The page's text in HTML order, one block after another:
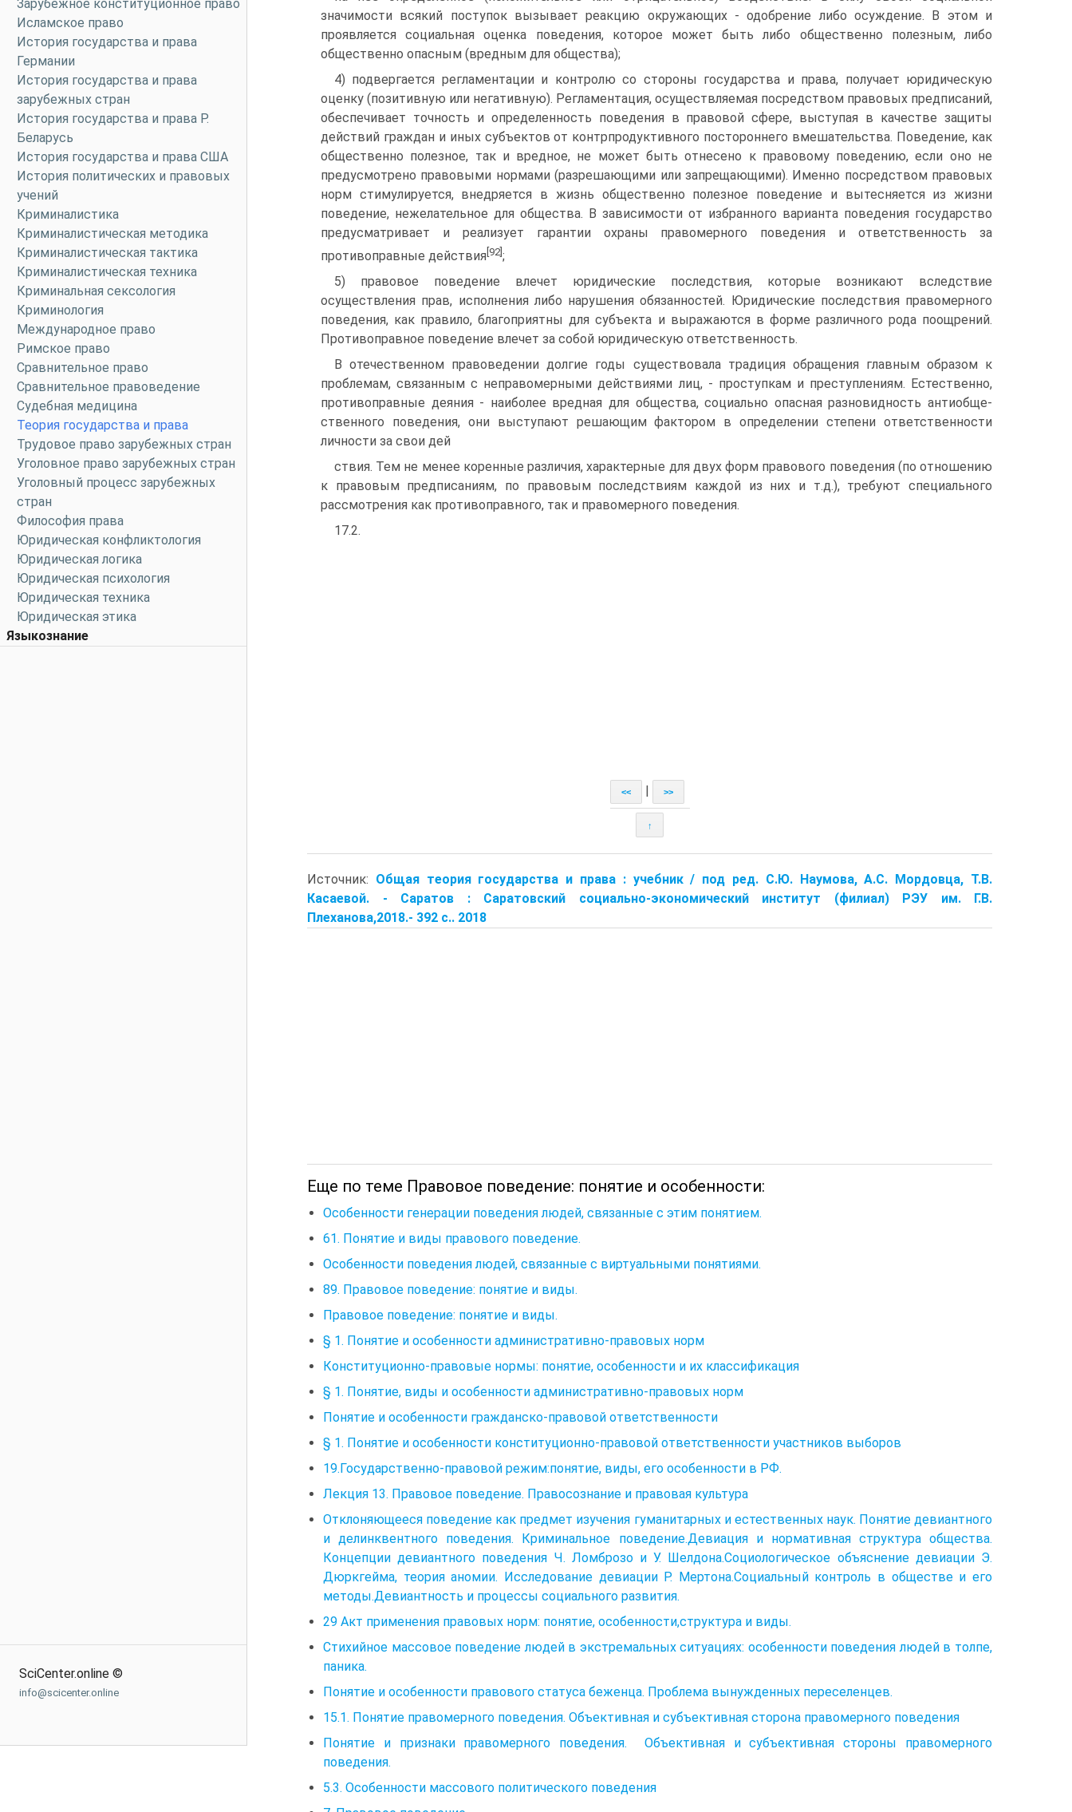
Зарубежное конституционное право
Исламское право
История государства и права
Германии
История государства и права
зарубежных стран
История государства и права Р.
Беларусь
История государства и права США
История политических и правовых
учений
Криминалистика
Криминалистическая методика
Криминалистическая тактика
Криминалистическая техника
Криминальная сексология
Криминология
Международное право
Римское право
Сравнительное право
Сравнительное правоведение
Судебная медицина
Теория государства и права
Трудовое право зарубежных стран
Уголовное право зарубежных стран
Уголовный процесс зарубежных
стран
Философия права
Юридическая конфликтология
Юридическая логика
Юридическая психология
Юридическая техника
Юридическая этика
Языкознание
SciCenter.online ©
info@scicenter.online
значимости всякий поступок вызывает реакцию окружающих - одобрение либо осуждение. В этом и
проявляется социальная оценка поведения, которое мо­жет быть либо общественно полезным, либо
общественно опас­ным (вредным для общества);
4) подвергается регламентации и контролю со стороны госу­дарства и права, получает юридическую
оценку (позитивную или негативную). Регламентация, осуществляемая посредством пра­вовых предписаний,
обеспечивает точность и определенность по­ведения в правовой сфере, выступая в качестве защиты
действий граждан и иных субъектов от контрпродуктивного постороннего вмешательства. Поведение, как
общественно полезное, так и вредное, не может быть отнесено к правовому поведению, если оно не
предусмотрено правовыми нормами (разрешающими или запрещающими). Именно посредством правовых
норм стимули­руется, внедряется в жизнь общественно полезное поведение и вытесняется из жизни
поведение, нежелательное для общества. В зависимости от избранного варианта поведения государство
предусматривает и реализует гарантии охраны правомерного по­ведения и ответственность за
противоправные действия [92];
5) правовое поведение влечет юридические последствия, ко­торые возникают вследствие
осуществления прав, исполнения либо нарушения обязанностей. Юридические последствия право­мерного
поведения, как правило, благоприятны для субъекта и выражаются в форме различного рода поощрений.
Противоправ­ное поведение влечет за собой юридическую ответственность.
В отечественном правоведении долгие годы существовала традиция обращения главным образом к
проблемам, связанным с неправомерными действиями лиц, - проступкам и преступле­ниям. Естественно,
противоправные деяния - наиболее вредная для общества, социально опасная разновидность антиобще­
ственного поведения, они выступают решающим фактором в определении степени ответственности
личности за свои дей­
ствия. Тем не менее коренные различия, характерные для двух форм правового поведения (по отношению
к правовым предпи­саниям, по правовым последствиям каждой из них и т.д.), требу­ют специального
рассмотрения как противоправного, так и пра­вомерного поведения.
17.2.
<< >>
↑
Источник: Общая теория государства и права : учебник / под ред. С.Ю. Наумова, А.С. Мордовца, Т.В.
Касаевой. - Саратов : Саратовский соци­ально-экономический институт (филиал) РЭУ им. Г.В.
Плеханова,2018.- 392 с.. 2018
Еще по теме Правовое поведение: понятие и особенности:
Особенности генерации поведения людей, связанные с этим понятием.
61. Понятие и виды правового поведение.
Особенности поведения людей, связанные с виртуальными понятиями.
89. Правовое поведение: понятие и виды.
Правовое поведение: понятие и виды.
§ 1. Понятие и особенности административно-правовых норм
Конституционно-правовые нормы: понятие, особенности и их классификация
§ 1. Понятие, виды и особенности административно-правовых норм
Понятие и особенности гражданско-правовой ответственности
§ 1. Понятие и особенности конституционно-правовой ответственности участников выборов
19.Государственно-правовой режим:понятие, виды, его особенности в РФ.
Лекция 13. Правовое поведение. Правосознание и правовая культура
Отклоняющееся поведение как предмет изучения гуманитарных и естественных наук. Понятие девиантного
и делинквентного поведения. Криминальное поведение.Девиация и нормативная структура общества.
Концепции девиантного поведения Ч. Ломброзо и У. Шелдона.Социологическое объяснение девиации Э.
Дюркгейма, теория аномии. Исследование девиации Р. Мертона.Социальный контроль в обществе и его
методы.Девиантность и процессы социального развития.
29 Акт применения правовых норм: понятие, особенности,структура и виды.
Стихийное массовое поведение людей в экстремальных ситуациях: особенности поведения людей в толпе,
паника.
Понятие и особенности правового статуса беженца. Проблема вынужденных переселенцев.
15.1. Понятие правомерного поведения. Объективная и субъективная сторона правомерного поведения
Понятие и признаки правомерного поведения. Объективная и субъективная стороны правомерного
поведения.
5.3. Особенности массового политического поведения